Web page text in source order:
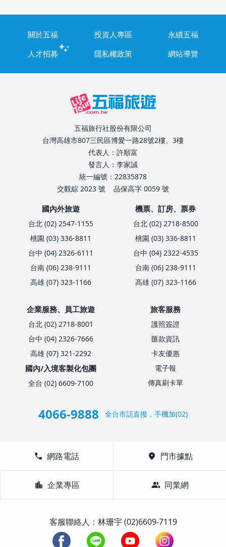
關於五福 投資人專區
永續五福
人才招募
隱私權政策 網站導覽
五福旅行社股份有限公司
台灣高雄市807三民區博愛一路28號2樓、3樓
代表人：許順富
發言人：李家誠
統一編號：22835878
交觀綜 2023 號
品保高字 0059 號
國內外旅遊
台北 (02) 2547-1155
桃園 (03) 336-8811
台中 (04) 2326-6111
台南 (06) 238-9111
高雄 (07) 323-1166
機票、訂房、票券
台北 (02) 2718-8500
桃園 (03) 336-8811
台中 (04) 2322-4535
台南 (06) 238-9111
高雄 (07) 323-1166
企業服務、員工旅遊
台北 (02) 2718-8001
台中 (04) 2326-7666
高雄 (07) 321-2292
國內/入境客製化包團
全台 (02) 6609-7100
旅客服務
護照簽證
匯款資訊
卡友優惠
電子報
傳真刷卡單
4066-9888 全台市話直撥，手機加(02)
call 網路電話 location_on 門市據點
location_city 企業專區 group 同業網
客服聯絡人：林珊宇 (02)6609-7119